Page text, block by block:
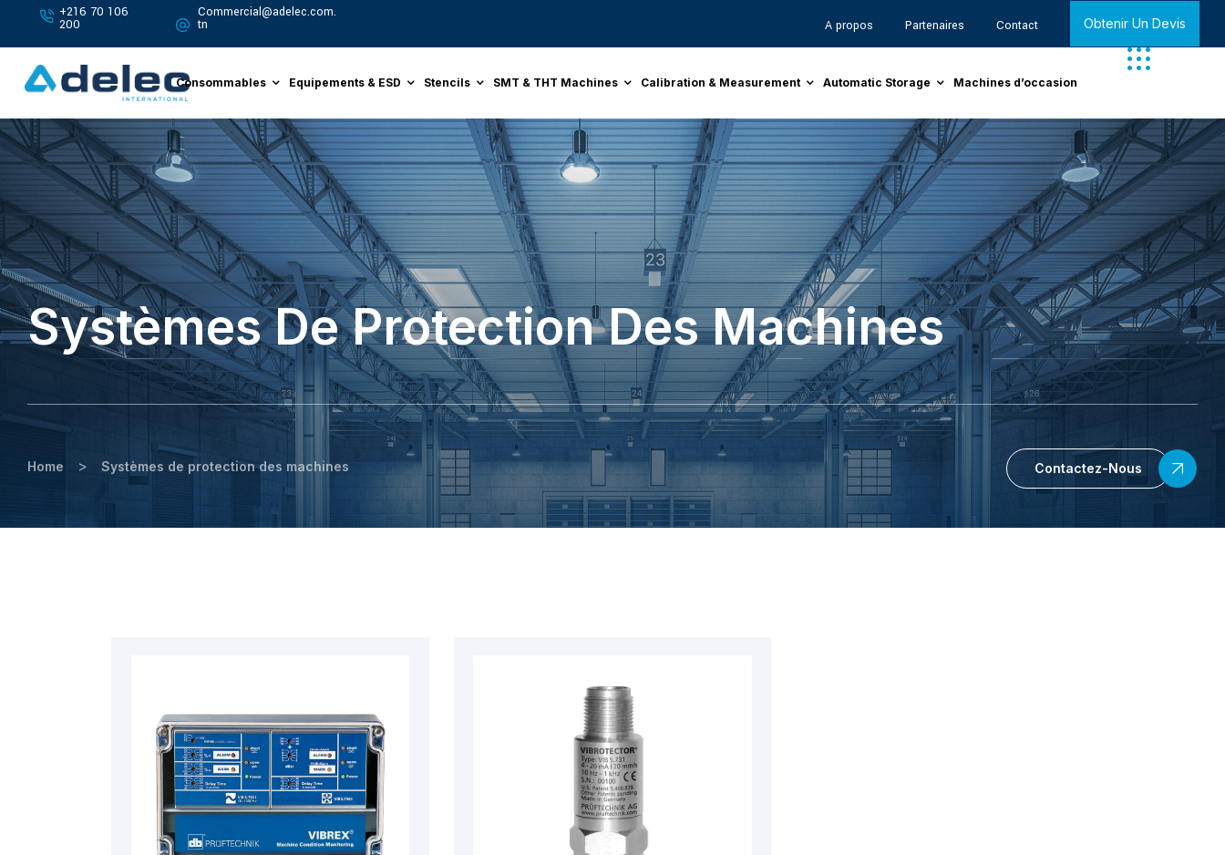
+216 70 106
200
Commercial@adelec.com.
tn A propos Partenaires Contact Obtenir Un Devis
Consommables Equipements & ESD Stencils SMT & THT Machines Calibration & Measurement Automatic Storage Machines d’occasion
Systèmes De Protection Des Machines
Home > Systèmes de protection des machines Contactez-Nous